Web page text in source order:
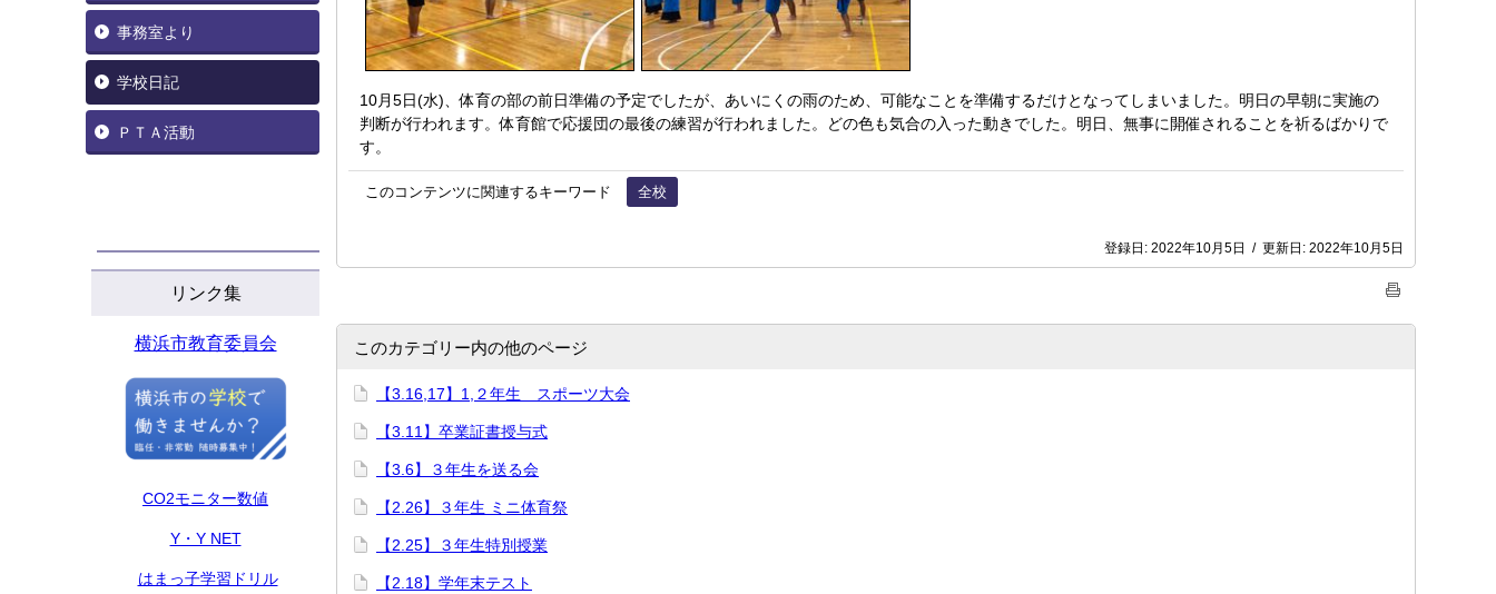
事務室より
学校日記
ＰＴＡ活動
リンク集
横浜市教育委員会
CO2モニター数値
Y・Y NET
はまっ子学習ドリル
10月5日(水)、体育の部の前日準備の予定でしたが、あいにくの雨のため、可能なことを準備するだけとなってしまいました。明日の早朝に実施の
判断が行われます。体育館で応援団の最後の練習が行われました。どの色も気合の入った動きでした。明日、無事に開催されることを祈るばかりで
す。
このコンテンツに関連するキーワード 全校
登録日: 2022年10月5日 / 更新日: 2022年10月5日
このカテゴリー内の他のページ
【3.16,17】1,２年生 スポーツ大会
【3.11】卒業証書授与式
【3.6】３年生を送る会
【2.26】３年生 ミニ体育祭
【2.25】３年生特別授業
【2.18】学年末テスト